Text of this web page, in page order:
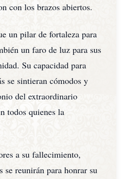
con los brazos abiertos.
un pilar de fortaleza para
un faro de luz para sus
Su capacidad para
se sintieran cómodos y
del extraordinario
todos quienes la
a su fallecimiento,
reunirán para honrar su